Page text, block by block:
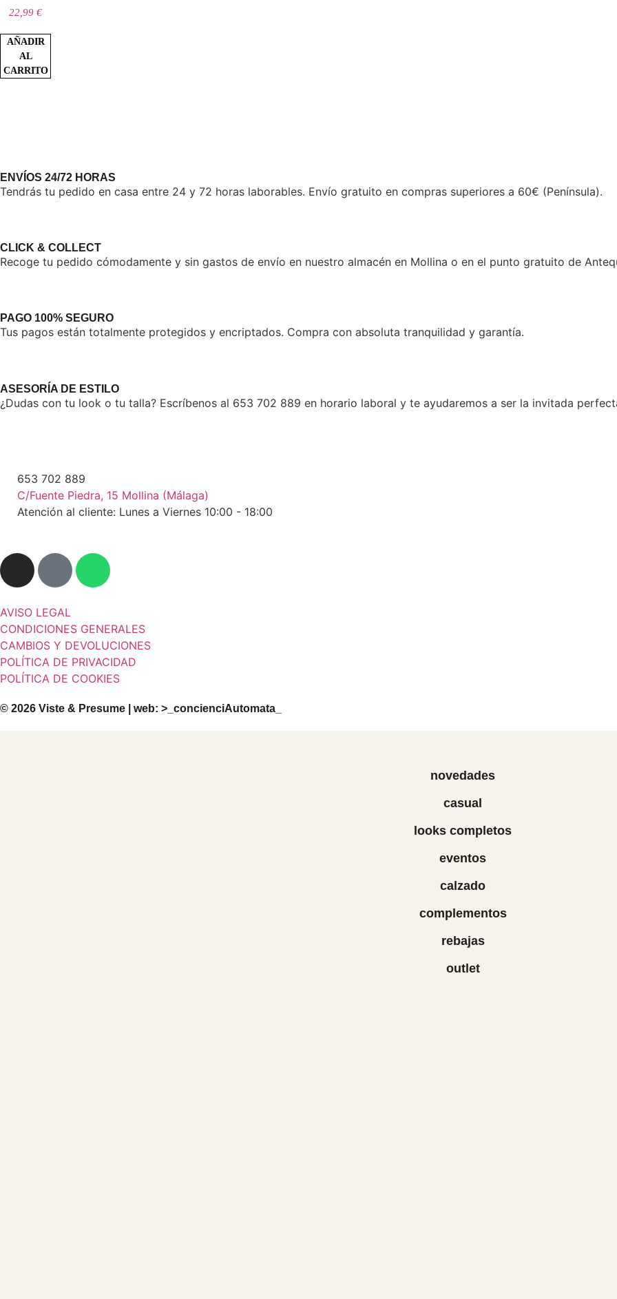
22,99€
AÑADIR
AL
CARRITO
ENVÍOS 24/72 HORAS
Tendrás tu pedido en casa entre 24 y 72 horas laborables. Envío gratuito en compras superiores a 60€ (Península).
CLICK & COLLECT
Recoge tu pedido cómodamente y sin gastos de envío en nuestro almacén en Mollina o en el punto gratuito de
PAGO 100% SEGURO
Tus pagos están totalmente protegidos y encriptados. Compra con absoluta tranquilidad y garantía.
ASESORÍA DE ESTILO
¿Dudas con tu look o tu talla? Escríbenos al 653 702 889 en horario laboral y te ayudaremos a ser la invitada
653 702 889
C/Fuente Piedra, 15 Mollina (Málaga)
Atención al cliente: Lunes a Viernes 10:00 - 18:00
AVISO LEGAL
CONDICIONES GENERALES
CAMBIOS Y DEVOLUCIONES
POLÍTICA DE PRIVACIDAD
POLÍTICA DE COOKIES
© 2026 Viste & Presume | web: >_concienciAutomata_
novedades
casual
looks completos
eventos
calzado
complementos
rebajas
outlet